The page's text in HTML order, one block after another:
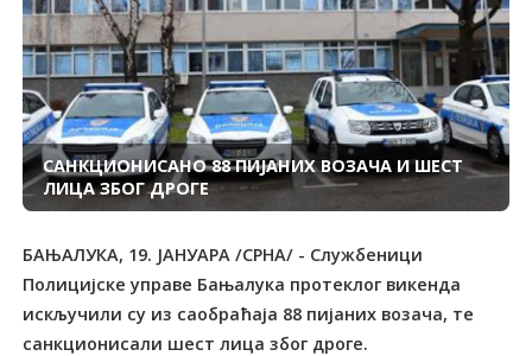
САНКЦИОНИСАНО 88 ПИЈАНИХ ВОЗАЧА И ШЕСТ
ЛИЦА ЗБОГ ДРОГЕ
БАЊАЛУКА, 19. ЈАНУАРА /СРНА/ - Службеници
Полицијске управе Бањалука протеклог викенда
искључили су из саобраћаја 88 пијаних возача, те
санкционисали шест лица због дроге.